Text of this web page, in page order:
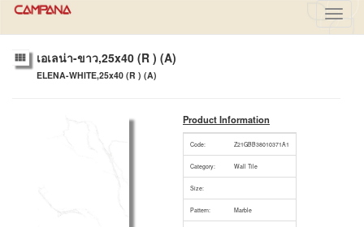
เอเลน่า-ขาว,25x40 (R ) (A)
ELENA-WHITE,25x40 (R ) (A)
Product Information
Code: Z21GBB38010371A1
Category: Wall Tile
Size:
Pattern: Marble